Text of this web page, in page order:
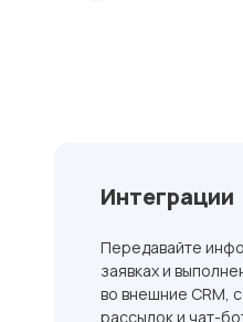
Интеграции
Передавайте
заявках и
во внешние CRM,
рассылок и чат-